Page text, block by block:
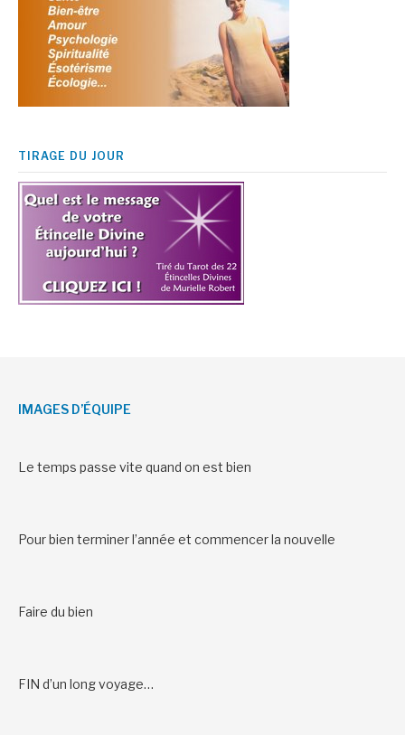
TIRAGE DU JOUR
IMAGES D’ÉQUIPE
Le temps passe vite quand on est bien
Pour bien terminer l’année et commencer la nouvelle
Faire du bien
FIN d’un long voyage…